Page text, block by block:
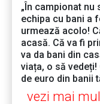
„În campionat nu
echipa cu bani a
urmează acolo!
acasă. Că va fi
va da bani din
viața, o să vedeți!
de euro din banii
vezi mai